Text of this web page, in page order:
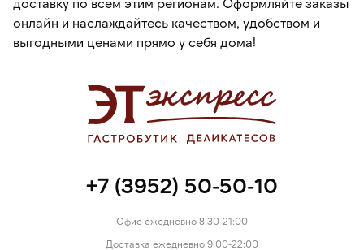
онлайн и наслаждайтесь качеством, удобством и
выгодными ценами прямо у себя дома!
+7 (3952) 50-50-10
Офис ежедневно 8:30-21:00
Доставка ежедневно 9:00-22:00